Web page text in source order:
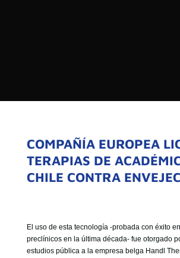
ESTADO DE CHILE
QUIENES SOMOS
MISIÓN
COMPAÑÍA EUROPEA
TERAPIAS DE
CHILE CONTRA
El uso de esta tecnología -probada con éxito
preclínicos en la última década- fue otorgado
estudios pública a la empresa belga Handl